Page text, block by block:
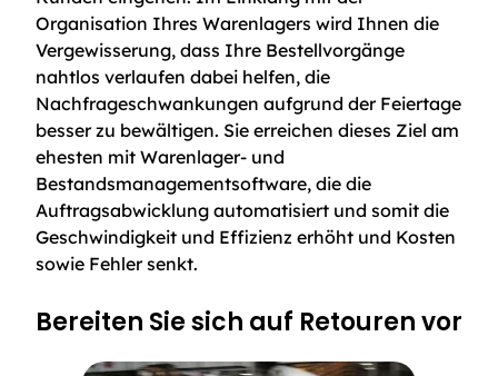
Organisation Ihres Warenlagers wird Ihnen die
Vergewisserung, dass Ihre Bestellvorgänge
nahtlos verlaufen dabei helfen, die
Nachfrageschwankungen aufgrund der Feiertage
besser zu bewältigen. Sie erreichen dieses Ziel am
ehesten mit Warenlager- und
Bestandsmanagementsoftware, die die
Auftragsabwicklung automatisiert und somit die
Geschwindigkeit und Effizienz erhöht und Kosten
sowie Fehler senkt.
Bereiten Sie sich auf Retouren vor